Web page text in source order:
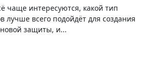
чаще интересуются, какой тип
лучше всего подойдёт для создания
защиты, и...